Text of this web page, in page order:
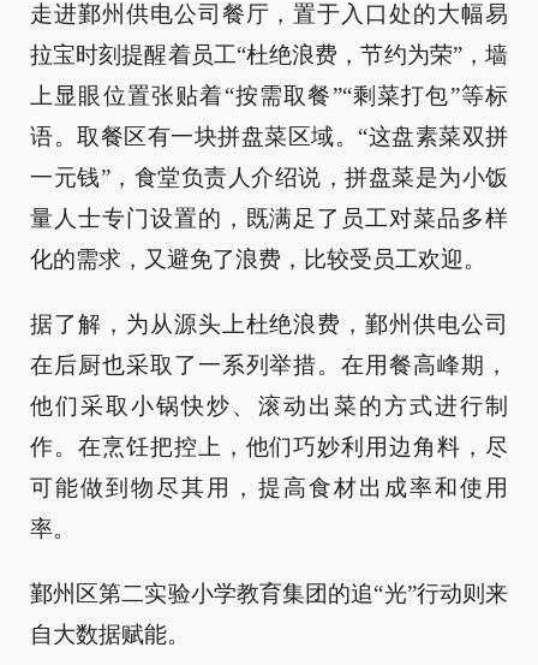
走进鄞州供电公司餐厅，置于入口处的大幅易
拉宝时刻提醒着员工“杜绝浪费，节约为荣”，墙
上显眼位置张贴着“按需取餐”“剩菜打包”等标
语。取餐区有一块拼盘菜区域。“这盘素菜双拼
一元钱”，食堂负责人介绍说，拼盘菜是为小饭
量人士专门设置的，既满足了员工对菜品多样
化的需求，又避免了浪费，比较受员工欢迎。
据了解，为从源头上杜绝浪费，鄞州供电公司
在后厨也采取了一系列举措。在用餐高峰期，
他们采取小锅快炒、滚动出菜的方式进行制
作。在烹饪把控上，他们巧妙利用边角料，尽
可能做到物尽其用，提高食材出成率和使用
率。
鄞州区第二实验小学教育集团的追“光”行动则来
自大数据赋能。